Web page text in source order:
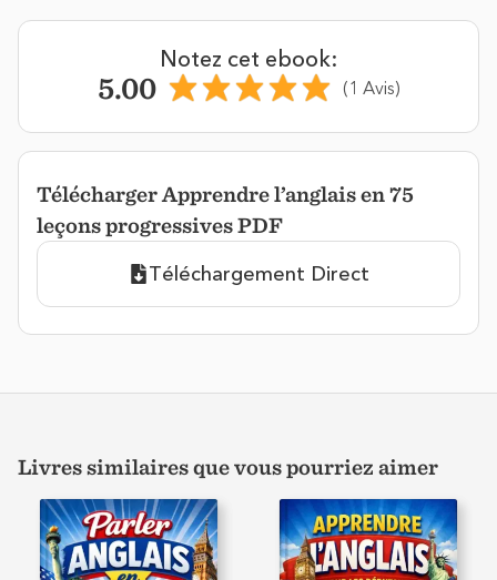
Notez cet ebook:
5.00 (1 Avis)
Télécharger Apprendre l’anglais en 75
leçons progressives PDF
Téléchargement Direct
Livres similaires que vous pourriez aimer